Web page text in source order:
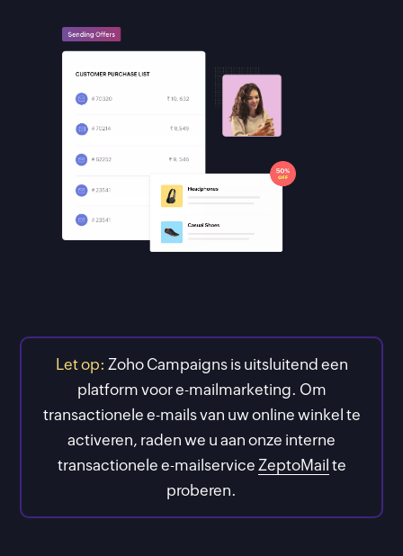
Let op: Zoho Campaigns is uitsluitend een
platform voor e-mailmarketing. Om
transactionele e-mails van uw online winkel te
activeren, raden we u aan onze interne
transactionele e-mailservice ZeptoMail te
proberen.